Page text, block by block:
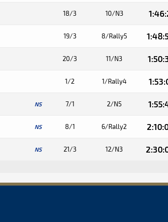
18/3 10/N3
19/3 8/Rally5
20/3 11/N3
1/2 1/Rally4
NS 7/1 2/N5
NS 8/1 6/Rally2
NS 21/3 12/N3